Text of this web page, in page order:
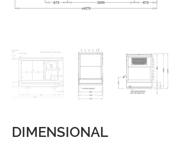
DIMENSIONAL